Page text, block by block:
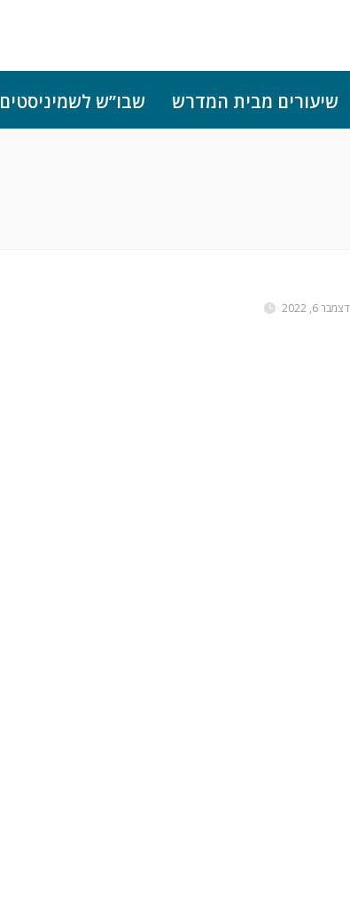
שיעורים מבית המדרש שבו”ש לשמיניסטים
דצמבר 6, 2022